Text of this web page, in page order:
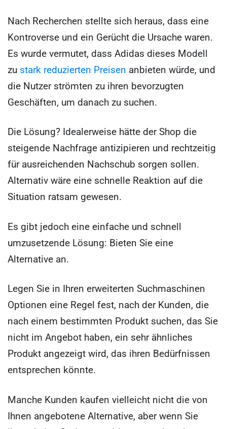
Nach Recherchen stellte sich heraus, dass eine
Kontroverse und ein Gerücht die Ursache waren.
Es wurde vermutet, dass Adidas dieses Modell
zu stark reduzierten Preisen anbieten würde, und
die Nutzer strömten zu ihren bevorzugten
Geschäften, um danach zu suchen.
Die Lösung? Idealerweise hätte der Shop die
steigende Nachfrage antizipieren und rechtzeitig
für ausreichenden Nachschub sorgen sollen.
Alternativ wäre eine schnelle Reaktion auf die
Situation ratsam gewesen.
Es gibt jedoch eine einfache und schnell
umzusetzende Lösung: Bieten Sie eine
Alternative an.
Legen Sie in Ihren erweiterten Suchmaschinen
Optionen eine Regel fest, nach der Kunden, die
nach einem bestimmten Produkt suchen, das Sie
nicht im Angebot haben, ein sehr ähnliches
Produkt angezeigt wird, das ihren Bedürfnissen
entsprechen könnte.
Manche Kunden kaufen vielleicht nicht die von
Ihnen angebotene Alternative, aber wenn Sie